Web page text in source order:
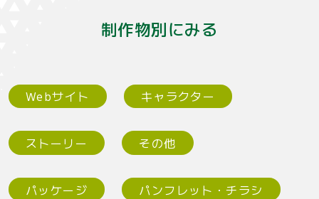
制作物別にみる
Webサイト キャラクター
ストーリー その他
パッケージ パンフレット・チラシ